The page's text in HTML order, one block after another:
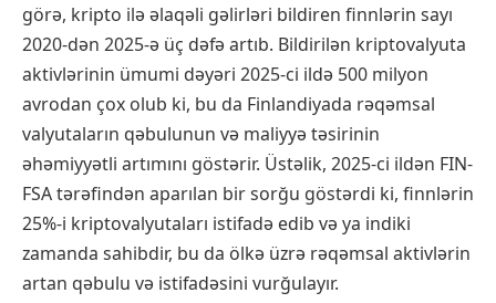
görə, kripto ilə əlaqəli gəlirləri bildiren finnlərin sayı
2020-dən 2025-ə üç dəfə artıb. Bildirilən kriptovalyuta
aktivlərinin ümumi dəyəri 2025-ci ildə 500 milyon
avrodan çox olub ki, bu da Finlandiyada rəqəmsal
valyutaların qəbulunun və maliyyə təsirinin
əhəmiyyətli artımını göstərir. Üstəlik, 2025-ci ildən FIN-
FSA tərəfindən aparılan bir sorğu göstərdi ki, finnlərin
25%-i kriptovalyutaları istifadə edib və ya indiki
zamanda sahibdir, bu da ölkə üzrə rəqəmsal aktivlərin
artan qəbulu və istifadəsini vurğulayır.